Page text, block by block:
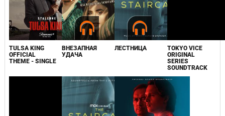
TULSA KING
OFFICIAL
THEME - SINGLE
ВНЕЗАПНАЯ
УДАЧА
ЛЕСТНИЦА
TOKYO VICE
ORIGINAL
SERIES
SOUNDTRACK